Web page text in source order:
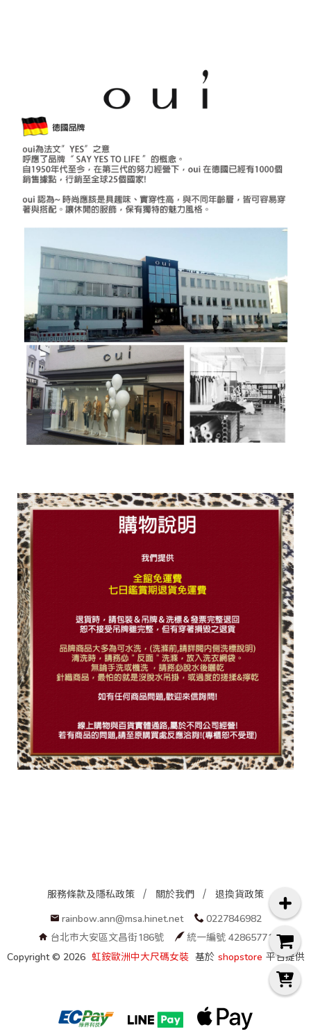
服務條款及隱私政策 關於我們 退換貨政策
rainbow.ann@msa.hinet.net
0227846982
台北市大安區文昌街186號
統一編號 42865771
Copyright © 2026 虹銨歐洲中大尺碼女裝 基於 shopstore 平台提供